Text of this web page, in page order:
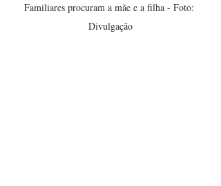
Familiares procuram a mãe e a filha - Foto:
Divulgação